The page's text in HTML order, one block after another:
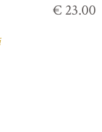
€ 23.00